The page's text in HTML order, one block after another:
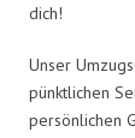
dich!
Unser
pünktlichen
persönlichen